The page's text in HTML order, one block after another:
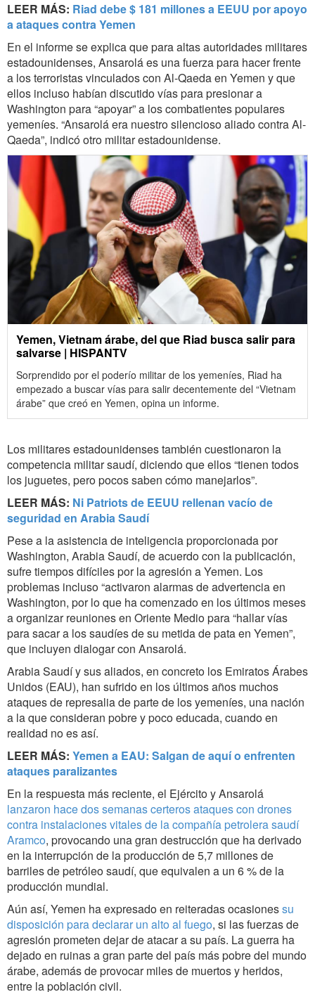
LEER MÁS: Riad debe $ 181 millones a EEUU por apoyo
a ataques contra Yemen
En el informe se explica que para altas autoridades militares
estadounidenses, Ansarolá es una fuerza para hacer frente
a los terroristas vinculados con Al-Qaeda en Yemen y que
ellos incluso habían discutido vías para presionar a
Washington para “apoyar” a los combatientes populares
yemeníes. “Ansarolá era nuestro silencioso aliado contra Al-
Qaeda”, indicó otro militar estadounidense.
Yemen, Vietnam árabe, del que Riad busca salir para
salvarse | HISPANTV
Sorprendido por el poderío militar de los yemeníes, Riad ha
empezado a buscar vías para salir decentemente del “Vietnam
árabe” que creó en Yemen, opina un informe.
Los militares estadounidenses también cuestionaron la
competencia militar saudí, diciendo que ellos “tienen todos
los juguetes, pero pocos saben cómo manejarlos”.
LEER MÁS: Ni Patriots de EEUU rellenan vacío de
seguridad en Arabia Saudí
Pese a la asistencia de inteligencia proporcionada por
Washington, Arabia Saudí, de acuerdo con la publicación,
sufre tiempos difíciles por la agresión a Yemen. Los
problemas incluso “activaron alarmas de advertencia en
Washington, por lo que ha comenzado en los últimos meses
a organizar reuniones en Oriente Medio para “hallar vías
para sacar a los saudíes de su metida de pata en Yemen”,
que incluyen dialogar con Ansarolá.
Arabia Saudí y sus aliados, en concreto los Emiratos Árabes
Unidos (EAU), han sufrido en los últimos años muchos
ataques de represalia de parte de los yemeníes, una nación
a la que consideran pobre y poco educada, cuando en
realidad no es así.
LEER MÁS: Yemen a EAU: Salgan de aquí o enfrenten
ataques paralizantes
En la respuesta más reciente, el Ejército y Ansarolá
lanzaron hace dos semanas certeros ataques con drones
contra instalaciones vitales de la compañía petrolera saudí
Aramco, provocando una gran destrucción que ha derivado
en la interrupción de la producción de 5,7 millones de
barriles de petróleo saudí, que equivalen a un 6 % de la
producción mundial.
Aún así, Yemen ha expresado en reiteradas ocasionessu
disposición para declarar un alto al fuego, si las fuerzas de
agresión prometen dejar de atacar a su país. La guerra ha
dejado en ruinas a gran parte del país más pobre del mundo
árabe, además de provocar miles de muertos y heridos,
entre la población civil.